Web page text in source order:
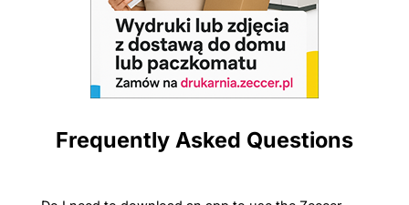
Frequently Asked Questions